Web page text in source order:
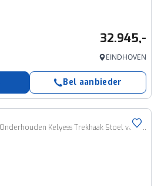
32.945,-
EINDHOVEN
Bel aanbieder
Business Line 2WD Dealer Onderhouden Kelyess Trekhaak Stoel verwarmd Dodehoek Detectie PDC